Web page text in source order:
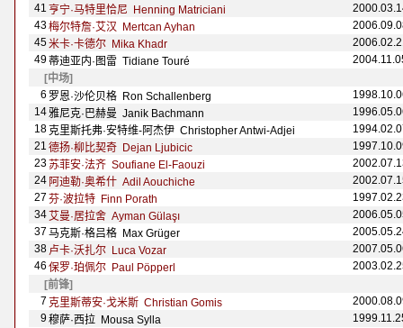
41 亨宁·马特里恰尼 Henning Matriciani
43梅尔特詹·艾汉 Mertcan Ayhan
45米卡·卡德尔 Mika Khadr
49 蒂迪亚内·图雷 Tidiane Touré
[中场]
6 罗恩·沙伦贝格 Ron Schallenberg
14雅尼克·巴赫曼 Janik Bachmann
18 克里斯托弗·安特维-阿杰伊 Christopher Antwi-Adjei
21 德扬·柳比契奇 Dejan Ljubicic
23 苏菲安·法齐 Soufiane El-Faouzi
24 阿迪勒·奥希什 Adil Aouchiche
27 芬·波拉特 Finn Porath
34 艾曼·居拉舍 Ayman Gülaşı
37 马克斯·格吕格 Max Grüger
38 卢卡·沃扎尔 Luca Vozar
46 保罗·珀佩尔 Paul Pöpperl
[前锋]
7 克里斯蒂安·戈米斯 Christian Gomis
9 穆萨·西拉 Mousa Sylla